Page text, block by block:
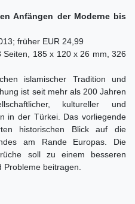
Anfängen der Moderne bis
früher EUR 24,99
Seiten, 185 x 120 x 26 mm, 326
islamischer Tradition und
ist seit mehr als 200 Jahren
kultureller und
in der Türkei. Das vorliegende
historischen Blick auf die
am Rande Europas. Die
soll zu einem besseren
beitragen.